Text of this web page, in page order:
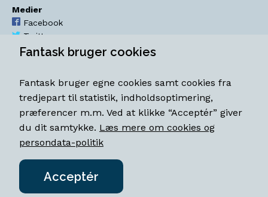
Medier
Facebook
Twitter
YouTube
Åbningstider
Mandag-torsdag 11-18
Fredag 11-18.30
Lørdag 11-15
Fantask bruger cookies
Fantask bruger egne cookies samt cookies fra
tredjepart til statistik, indholdsoptimering,
præferencer m.m. Ved at klikke “Acceptér” giver
du dit samtykke. Læs mere om cookies og
persondata-politik
Acceptér